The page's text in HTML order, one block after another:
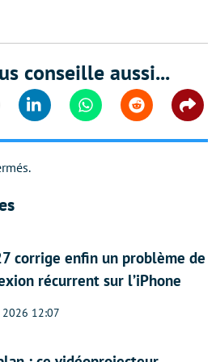
conseille aussi...
Linkedin WhatsappReddit
corrige enfin un problème de
récurrent sur l’iPhone
12:07